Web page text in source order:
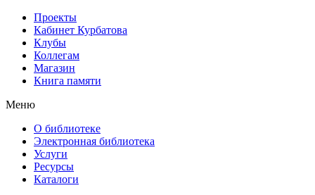
Проекты
Кабинет Курбатова
Клубы
Коллегам
Магазин
Книга памяти
Меню
О библиотеке
Электронная библиотека
Услуги
Ресурсы
Каталоги